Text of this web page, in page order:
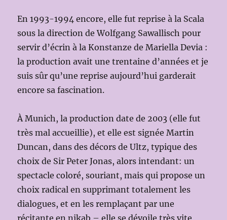
En 1993-1994 encore, elle fut reprise à la Scala
sous la direction de Wolfgang Sawallisch pour
servir d’écrin à la Konstanze de Mariella Devia :
la production avait une trentaine d’années et je
suis sûr qu’une reprise aujourd’hui garderait
encore sa fascination.
À Munich, la production date de 2003 (elle fut
très mal accueillie), et elle est signée Martin
Duncan, dans des décors de Ultz, typique des
choix de Sir Peter Jonas, alors intendant: un
spectacle coloré, souriant, mais qui propose un
choix radical en supprimant totalement les
dialogues, et en les remplaçant par une